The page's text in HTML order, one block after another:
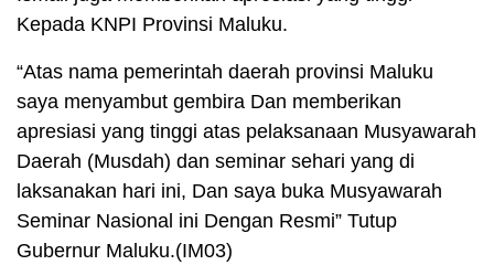
Kepada KNPI Provinsi Maluku.
“Atas nama pemerintah daerah provinsi Maluku
saya menyambut gembira Dan memberikan
apresiasi yang tinggi atas pelaksanaan Musyawarah
Daerah (Musdah) dan seminar sehari yang di
laksanakan hari ini, Dan saya buka Musyawarah
Seminar Nasional ini Dengan Resmi” Tutup
Gubernur Maluku.(IM03)